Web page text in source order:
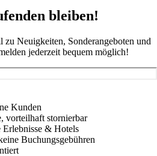
bleiben!
Neuigkeiten, Sonderangeboten und
jederzeit bequem möglich!
Kunden
vorteilhaft stornierbar
Erlebnisse & Hotels
Buchungsgebühren